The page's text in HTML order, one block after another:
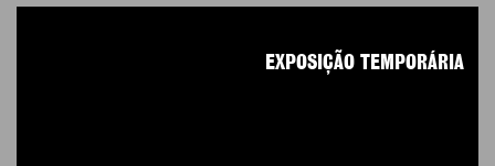
EXPOSIÇÃO TEMPORÁRIA